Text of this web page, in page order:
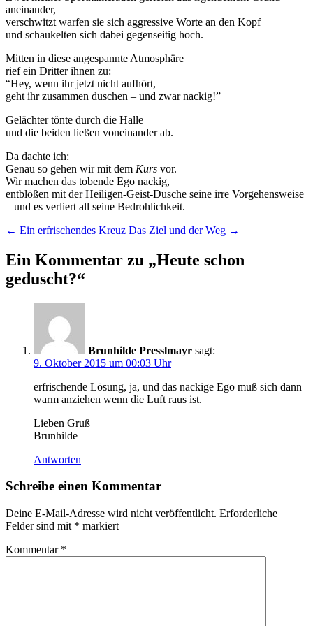
aneinander,
verschwitzt warfen sie sich aggressive Worte an den Kopf
und schaukelten sich dabei gegenseitig hoch.
Mitten in diese angespannte Atmosphäre
rief ein Dritter ihnen zu:
“Hey, wenn ihr jetzt nicht aufhört,
geht ihr zusammen duschen – und zwar nackig!”
Gelächter tönte durch die Halle
und die beiden ließen voneinander ab.
Da dachte ich:
Genau so gehen wir mit dem Kurs vor.
Wir machen das tobende Ego nackig,
entblößen mit der Heiligen-Geist-Dusche seine irre Vorgehensweise
– und es verliert all seine Bedrohlichkeit.
Beitragsnavigation
← Ein erfrischendes Kreuz Das Ziel und der Weg →
Ein Kommentar zu „Heute schon
geduscht?“
Brunhilde Presslmayr sagt:
9. Oktober 2015 um 00:03 Uhr
erfrischende Lösung, ja, und das nackige Ego muß sich dann
warm anziehen wenn die Luft raus ist.
Lieben Gruß
Brunhilde
Antworten
Schreibe einen Kommentar
Deine E-Mail-Adresse wird nicht veröffentlicht. Erforderliche
Felder sind mit * markiert
Kommentar *